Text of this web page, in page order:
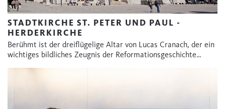
STADTKIRCHE ST. PETER UND PAUL -
HERDERKIRCHE
Berühmt ist der dreiflügelige Altar von Lucas Cranach, der ein
wichtiges bildliches Zeugnis der Reformationsgeschichte…